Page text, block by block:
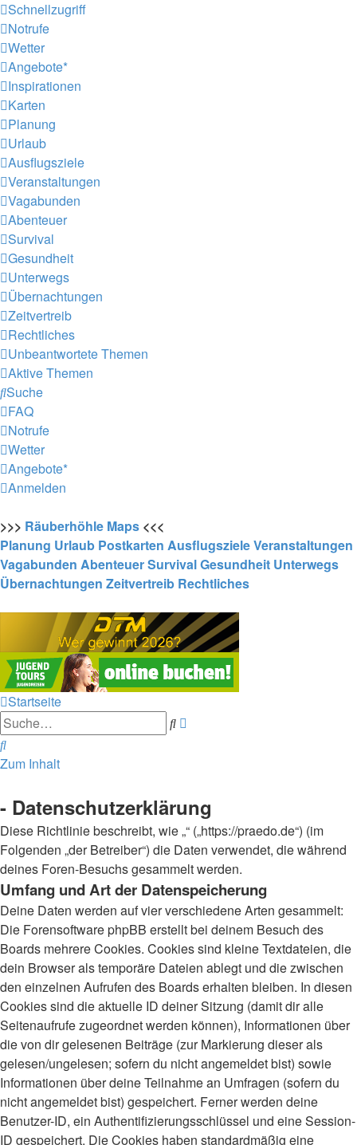
Schnellzugriff
Notrufe
Wetter
Angebote*
Inspirationen
Karten
Planung
Urlaub
Ausflugsziele
Veranstaltungen
Vagabunden
Abenteuer
Survival
Gesundheit
Unterwegs
Übernachtungen
Zeitvertreib
Rechtliches
Unbeantwortete Themen
Aktive Themen
Suche
FAQ
Notrufe
Wetter
Angebote*
Anmelden
>>> Räuberhöhle Maps <<<
Planung Urlaub Postkarten AusflugszieleVeranstaltungen
Vagabunden AbenteuerSurvivalGesundheit Unterwegs
Übernachtungen Zeitvertreib Rechtliches
Startseite
Suche
Suche
Zum Inhalt
- Datenschutzerklärung
Diese Richtlinie beschreibt, wie „“ („https://praedo.de“) (im
Folgenden „der Betreiber“) die Daten verwendet, die während
deines Foren-Besuchs gesammelt werden.
Umfang und Art der Datenspeicherung
Deine Daten werden auf vier verschiedene Arten gesammelt:
Die Forensoftware phpBB erstellt bei deinem Besuch des
Boards mehrere Cookies. Cookies sind kleine Textdateien, die
dein Browser als temporäre Dateien ablegt und die zwischen
den einzelnen Aufrufen des Boards erhalten bleiben. In diesen
Cookies sind die aktuelle ID deiner Sitzung (damit dir alle
Seitenaufrufe zugeordnet werden können), Informationen über
die von dir gelesenen Beiträge (zur Markierung dieser als
gelesen/ungelesen; sofern du nicht angemeldet bist) sowie
Informationen über deine Teilnahme an Umfragen (sofern du
nicht angemeldet bist) gespeichert. Ferner werden deine
Benutzer-ID, ein Authentifizierungsschlüssel und eine Session-
ID gespeichert. Die Cookies haben standardmäßig eine